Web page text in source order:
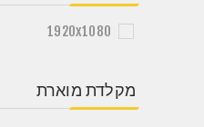
1920x1080
מקלדת מוארת